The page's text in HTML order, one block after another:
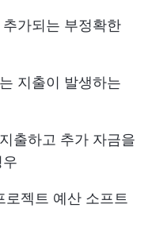
가되는 부정확한
지출이 발생하는
출하고 추가 자금을
젝트 예산 소프트